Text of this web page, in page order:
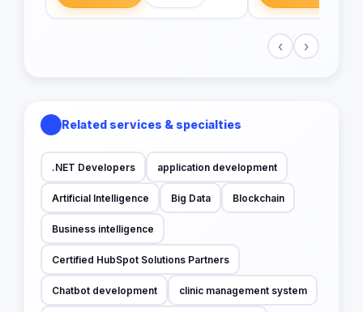
‹ ›
Related services & specialties
.NET Developers application development
Artificial Intelligence Big Data Blockchain
Business intelligence
Certified HubSpot Solutions Partners
Chatbot development clinic management system